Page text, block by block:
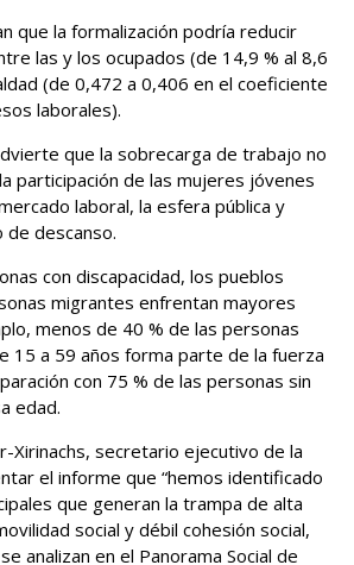
que la formalización podría reducir
las y los ocupados (de 14,9 % al 8,6
(de 0,472 a 0,406 en el coeficiente
laborales).
que la sobrecarga de trabajo no
participación de las mujeres jóvenes
laboral, la esfera pública y
de descanso.
con discapacidad, los pueblos
migrantes enfrentan mayores
menos de 40 % de las personas
15 a 59 años forma parte de la fuerza
con 75 % de las personas sin
edad.
Xirinachs, secretario ejecutivo de la
el informe que “hemos identificado
que generan la trampa de alta
social y débil cohesión social,
analizan en el Panorama Social de